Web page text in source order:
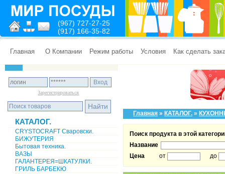
(967) 727-27-25
(917) 166-35-82
Главная О Компании Режим работы Условия Как сделать
Зарегистрироваться
КАТАЛОГ.
CRYSTOCRAFT Сваровски.
БИЖУТЕРИЯ
Бытовая техника.
ВАЗЫ
ГАЛАНТЕРЕЯ=ШКАТУЛКИ.
ГРИЛЬ БАРБЕКЮ
Главная » КАТАЛОГ. »
Поиск продукта в этой
Название
Цена
от до